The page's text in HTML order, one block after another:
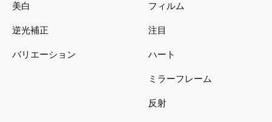
美白
逆光補正
バリエーション
フィルム
注目
ハート
ミラーフレーム
反射